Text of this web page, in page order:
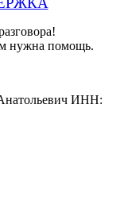
нужна помощь.
ИНН: